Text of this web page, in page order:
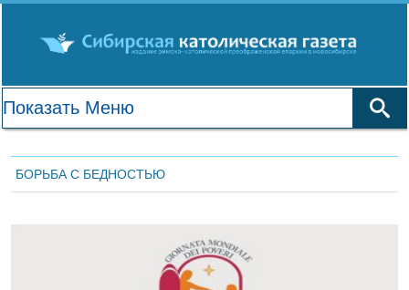
БОРЬБА С БЕДНОСТЬЮ